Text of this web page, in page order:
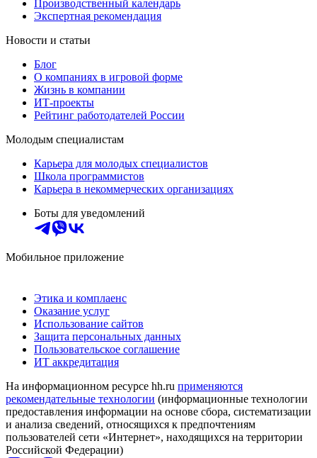
Производственный календарь
Экспертная рекомендация
Новости и статьи
Блог
О компаниях в игровой форме
Жизнь в компании
ИТ-проекты
Рейтинг работодателей России
Молодым специалистам
Карьера для молодых специалистов
Школа программистов
Карьера в некоммерческих организациях
Боты для уведомлений
Мобильное приложение
Этика и комплаенс
Оказание услуг
Использование сайтов
Защита персональных данных
Пользовательское соглашение
ИТ аккредитация
На информационном ресурсе hh.ru применяются
рекомендательные технологии (информационные технологии
предоставления информации на основе сбора, систематизации
и анализа сведений, относящихся к предпочтениям
пользователей сети «Интернет», находящихся на территории
Российской Федерации)